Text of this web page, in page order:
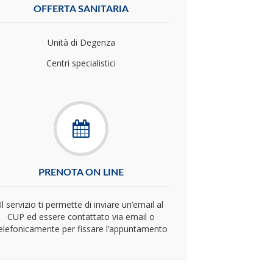
OFFERTA SANITARIA
Unità di Degenza
Centri specialistici
PRENOTA ON LINE
servizio ti permette di inviare un’email al
CUP ed essere contattato via email o
per fissare l’appuntamento